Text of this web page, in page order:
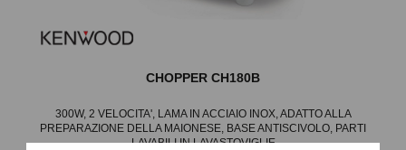
CHOPPER CH180B
300W, 2 VELOCITA', LAMA IN ACCIAIO INOX, ADATTO ALLA
PREPARAZIONE DELLA MAIONESE, BASE ANTISCIVOLO, PARTI
LAVABILI IN LAVASTOVIGLIE